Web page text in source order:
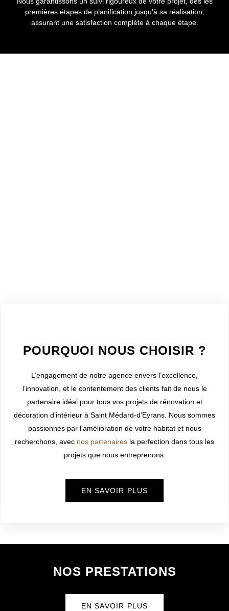
premières étapes de planification jusqu'à sa réalisation,
assurant une satisfaction complète à chaque étape.
POURQUOI NOUS CHOISIR ?
L’engagement de notre agence envers l’excellence,
l’innovation, et le contentement des clients fait de nous le
partenaire idéal pour tous vos projets de rénovation et
décoration d’intérieur à Saint Médard-d’Eyrans . Nous sommes
passionnés par l’amélioration de votre habitat et nous
recherchons, avec nos partenaires la perfection dans tous les
projets que nous entreprenons.
EN SAVOIR PLUS
NOS PRESTATIONS
EN SAVOIR PLUS